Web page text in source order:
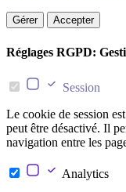
Gérer Accepter
Réglages RGPD:
Session
Le cookie de session
peut être désactivé. Il
navigation entre les
Analytics